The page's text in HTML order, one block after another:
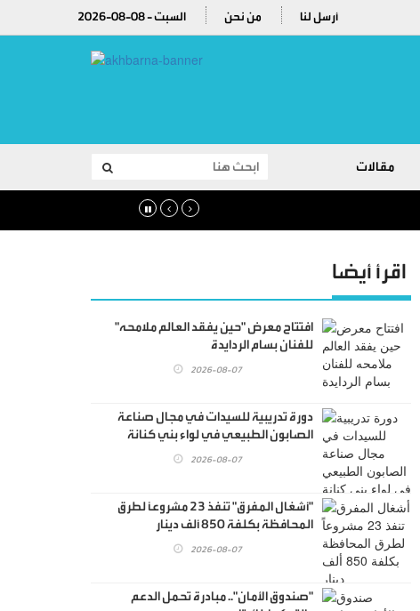
2026-08-08 - السبت من نحن أرسل لنا
مقالات
اقرأ أيضا
افتتاح معرض "حين يفقد العالم ملامحه"
للفنان بسام الردايدة
2026-08-07
دورة تدريبية للسيدات في مجال صناعة
الصابون الطبيعي في لواء بني كنانة
2026-08-07
"أشغال المفرق" تنفذ 23 مشروعاً لطرق
المحافظة بكلفة 850 ألف دينار
2026-08-07
"صندوق الأمان".. مبادرة تحمل الدعم